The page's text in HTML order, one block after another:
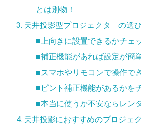
とは別物！
3. 天井投影型プロジェクターの選
■上向きに設置できるかチェ
■補正機能があれば設定が簡
■スマホやリモコンで操作で
■ピント補正機能があるかを
■本当に使うか不安ならレン
4. 天井投影におすすめのプロジェ